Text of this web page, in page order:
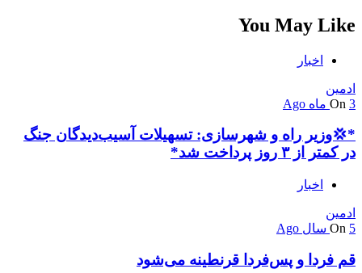
You May Like
اخبار
ادمین
On 3 ماه Ago
*💢وزیر راه و شهرسازی: تسهیلات آسیب‌دیدگان جنگ
در کمتر از ۳ روز پرداخت شد*
اخبار
ادمین
On 5 سال Ago
قم فردا و پس‌فردا قرنطینه می‌شود